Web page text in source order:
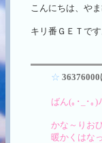
こんにちは、やま
キリ番ＧＥＴです
☆
ばん(｡･_･｡)ﾉ
かな～りお
暖かくはな